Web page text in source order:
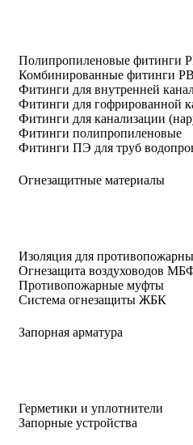
Полипропиленовые фитинги
Комбинированные фитинги
Фитинги для внутренней
Фитинги для гофрированной
Фитинги для канализации
Фитинги полипропиленовые
Фитинги ПЭ для труб
Огнезащитные материалы
Изоляция для
Огнезащита воздуховодов
Противопожарные муфты
Система огнезащиты ЖБК
Запорная арматура
Герметики и уплотнители
Запорные устройства